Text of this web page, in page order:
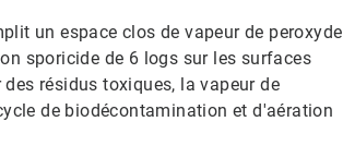
un espace clos de vapeur de peroxyde
sporicide de 6 logs sur les surfaces
résidus toxiques, la vapeur de
de biodécontamination et d'aération